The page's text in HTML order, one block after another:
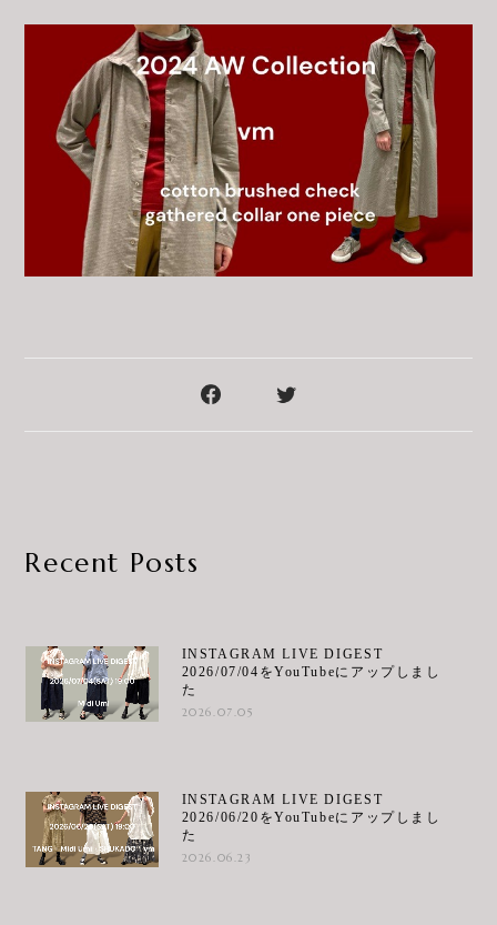
Recent Posts
INSTAGRAM LIVE DIGEST
2026/07/04をYouTubeにアップしまし
た
2026.07.05
INSTAGRAM LIVE DIGEST
2026/06/20をYouTubeにアップしまし
た
2026.06.23